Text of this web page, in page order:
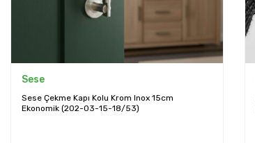
Sese
Sese Çekme Kapı Kolu Krom Inox 15cm
Ekonomik (202-03-15-18/53)